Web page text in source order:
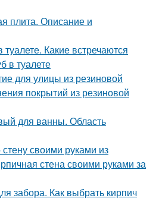
плита. Описание и
туалете. Какие встречаются
в туалете
для улицы из резиновой
покрытий из резиновой
для ванны. Область
своими руками из
стена своими руками за
забора. Как выбрать кирпич